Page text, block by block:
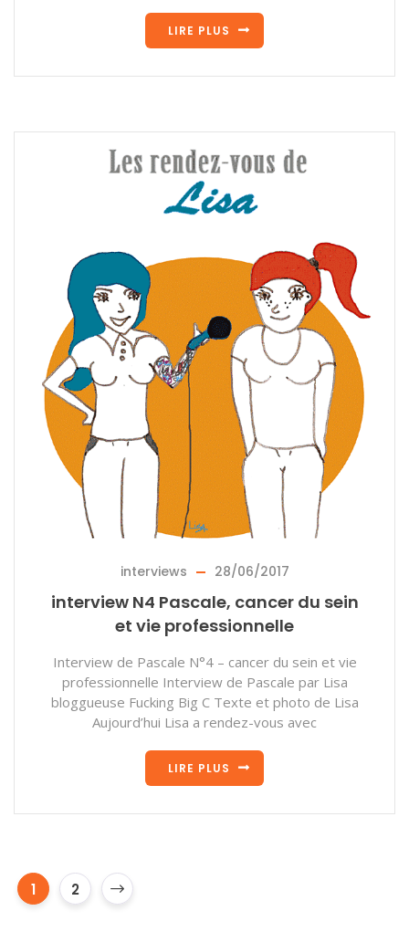
LIRE PLUS
interviews 28/06/2017
interview N4 Pascale, cancer du sein
et vie professionnelle
Interview de Pascale N°4 – cancer du sein et vie
professionnelle Interview de Pascale par Lisa
bloggueuse Fucking Big C Texte et photo de Lisa
Aujourd’hui Lisa a rendez-vous avec
LIRE PLUS
1 2